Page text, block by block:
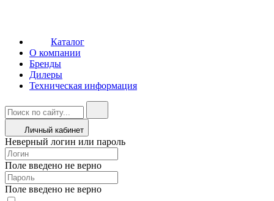
Каталог
О компании
Бренды
Дилеры
Техническая информация
Личный кабинет
Неверный логин или пароль
Поле введено не верно
Поле введено не верно